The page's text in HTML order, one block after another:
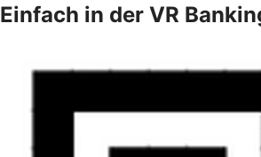
Einfach in der VR